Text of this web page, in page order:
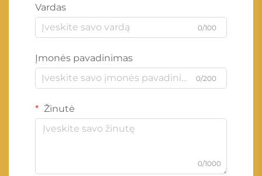
Vardas
0/100
Įmonės pavadinimas
0/200
Žinutė
0/1000